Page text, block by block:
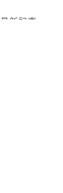
最新記事